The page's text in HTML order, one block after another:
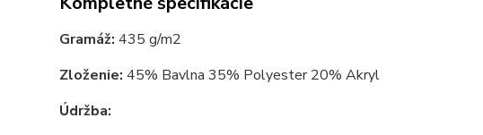
Gramáž: 435 g/m2
Zloženie: 45% Bavlna 35% Polyester 20% Akryl
Údržba: